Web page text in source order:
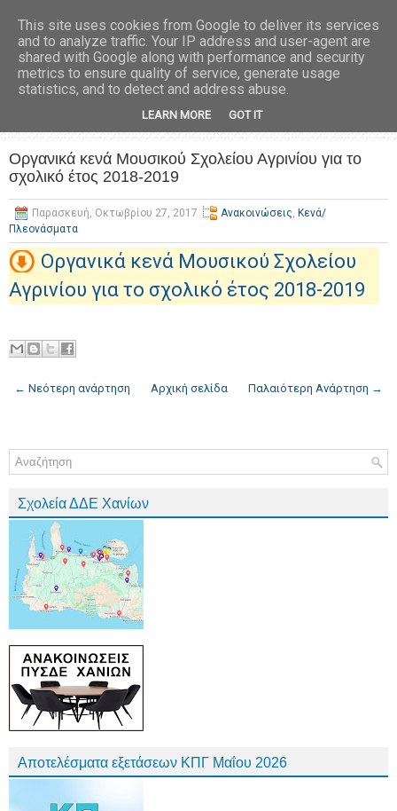
Οργανικά κενά Μουσικού Σχολείου Αγρινίου για το
σχολικό έτος 2018-2019
Παρασκευή, Οκτωβρίου 27, 2017 Ανακοινώσεις, Κενά/
Πλεονάσματα
Οργανικά κενά Μουσικού Σχολείου
Αγρινίου για το σχολικό έτος 2018-2019
← Νεότερη ανάρτηση Παλαιότερη Ανάρτηση →
Αρχική σελίδα
Σχολεία ΔΔΕ Χανίων
Αποτελέσματα εξετάσεων ΚΠΓ Μαΐου 2026
This site uses cookies from Google to deliver its services
and to analyze traffic. Your IP address and user-agent are
shared with Google along with performance and security
metrics to ensure quality of service, generate usage
statistics, and to detect and address abuse.
LEARN MORE GOT IT